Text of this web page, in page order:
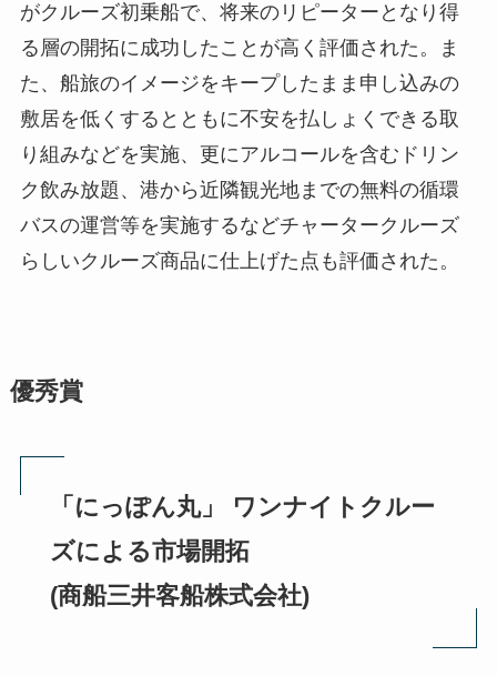
がクルーズ初乗船で、将来のリピーターとなり得
る層の開拓に成功したことが高く評価された。ま
た、船旅のイメージをキープしたまま申し込みの
敷居を低くするとともに不安を払しょくできる取
り組みなどを実施、更にアルコールを含むドリン
ク飲み放題、港から近隣観光地までの無料の循環
バスの運営等を実施するなどチャータークルーズ
らしいクルーズ商品に仕上げた点も評価された。
優秀賞
「にっぽん丸」 ワンナイトクルー
ズによる市場開拓
(商船三井客船株式会社)